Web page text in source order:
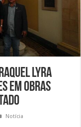
Lyra
em obras
Notícia